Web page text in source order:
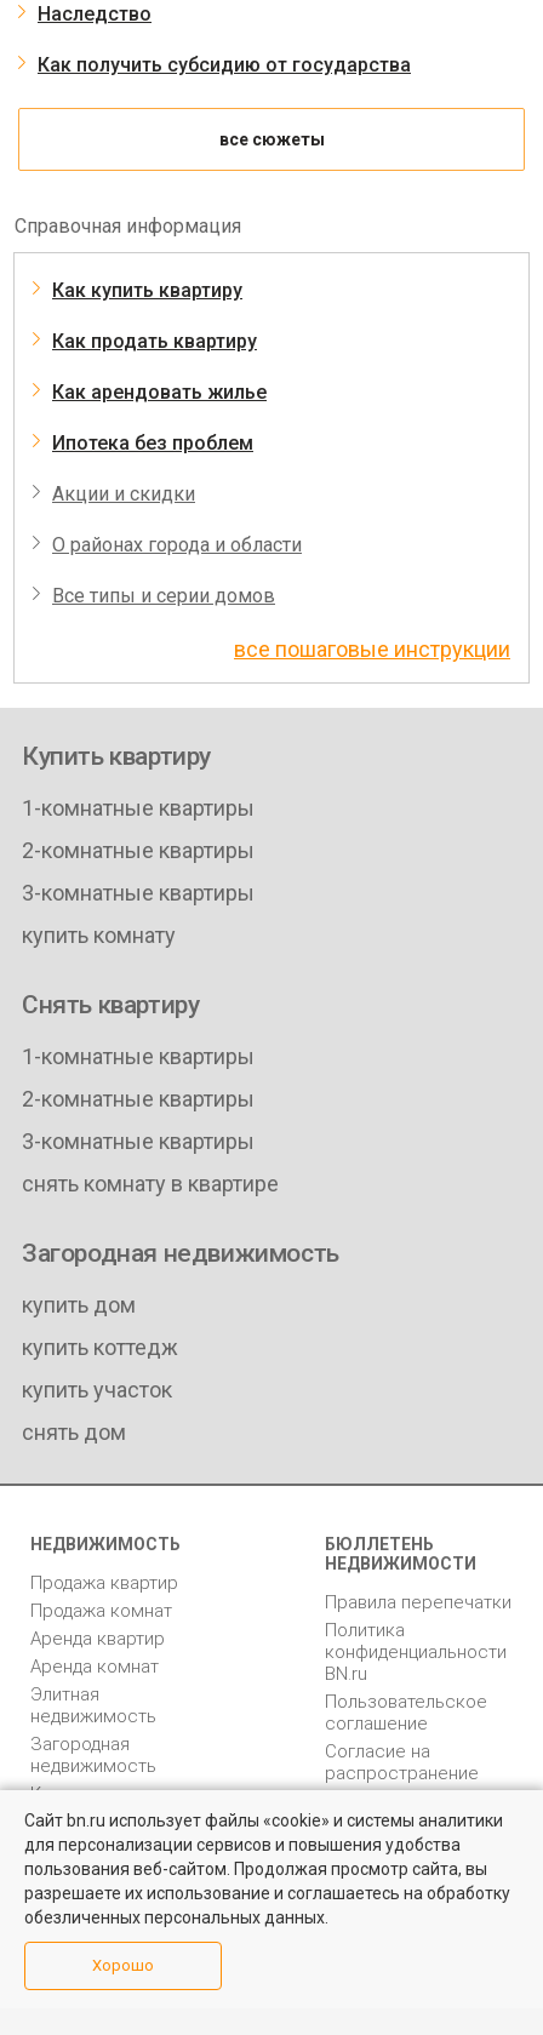
Наследство
Как получить субсидию от государства
все сюжеты
Справочная информация
Как купить квартиру
Как продать квартиру
Как арендовать жилье
Ипотека без проблем
Акции и скидки
О районах города и области
Все типы и серии домов
все пошаговые инструкции
Купить квартиру
1-комнатные квартиры
2-комнатные квартиры
3-комнатные квартиры
купить комнату
Снять квартиру
1-комнатные квартиры
2-комнатные квартиры
3-комнатные квартиры
снять комнату в квартире
Загородная недвижимость
купить дом
купить коттедж
купить участок
снять дом
НЕДВИЖИМОСТЬ
Продажа квартир
Продажа комнат
Аренда квартир
Аренда комнат
Элитная
недвижимость
Загородная
недвижимость
Коммерческая
недвижимость
БЮЛЛЕТЕНЬ
НЕДВИЖИМОСТИ
Правила перепечатки
Политика
конфиденциальности
BN.ru
Пользовательское
соглашение
Согласие на
распространение
персональных данных
Карта сайта
Медийная реклама
PR продвижение
Аналитика
недвижимости
Сайт bn.ru использует файлы «cookie» и системы аналитики
для персонализации сервисов и повышения удобства
пользования веб-сайтом. Продолжая просмотр сайта, вы
разрешаете их использование и соглашаетесь на обработку
обезличенных персональных данных.
Хорошо